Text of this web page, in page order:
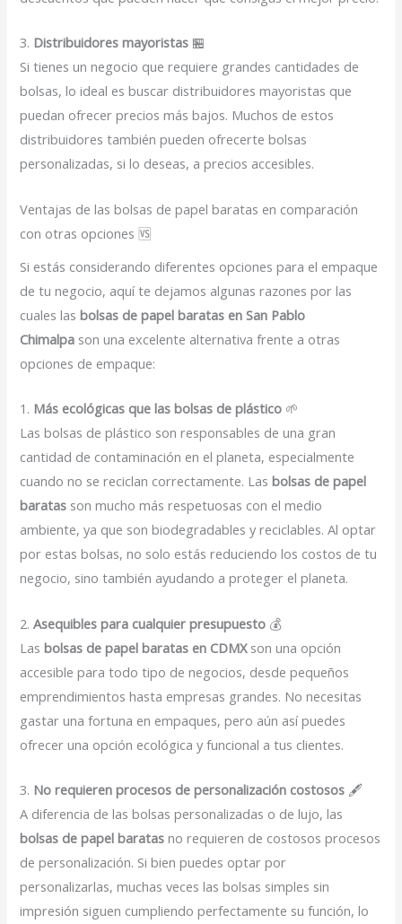
3. Distribuidores mayoristas 🏪
Si tienes un negocio que requiere grandes cantidades de
bolsas, lo ideal es buscar distribuidores mayoristas que
puedan ofrecer precios más bajos. Muchos de estos
distribuidores también pueden ofrecerte bolsas
personalizadas, si lo deseas, a precios accesibles.
Ventajas de las bolsas de papel baratas en comparación
con otras opciones 🆚
Si estás considerando diferentes opciones para el empaque
de tu negocio, aquí te dejamos algunas razones por las
cuales lasbolsas de papel baratas en San Pablo
Chimalpa son una excelente alternativa frente a otras
opciones de empaque:
1. Más ecológicas que las bolsas de plástico 🌱
Las bolsas de plástico son responsables de una gran
cantidad de contaminación en el planeta, especialmente
cuando no se reciclan correctamente. Lasbolsas de papel
baratas son mucho más respetuosas con el medio
ambiente, ya que son biodegradables y reciclables. Al optar
por estas bolsas, no solo estás reduciendo los costos de tu
negocio, sino también ayudando a proteger el planeta.
2.Asequibles para cualquier presupuesto 💰
Lasbolsas de papel baratas en CDMXson una opción
accesible para todo tipo de negocios, desde pequeños
emprendimientos hasta empresas grandes. No necesitas
gastar una fortuna en empaques, pero aún así puedes
ofrecer una opción ecológica y funcional a tus clientes.
3. No requieren procesos de personalización costosos 🖋️
A diferencia de las bolsas personalizadas o de lujo, las
bolsas de papel baratas no requieren de costosos procesos
de personalización. Si bien puedes optar por
personalizarlas, muchas veces las bolsas simples sin
impresión siguen cumpliendo perfectamente su función, lo